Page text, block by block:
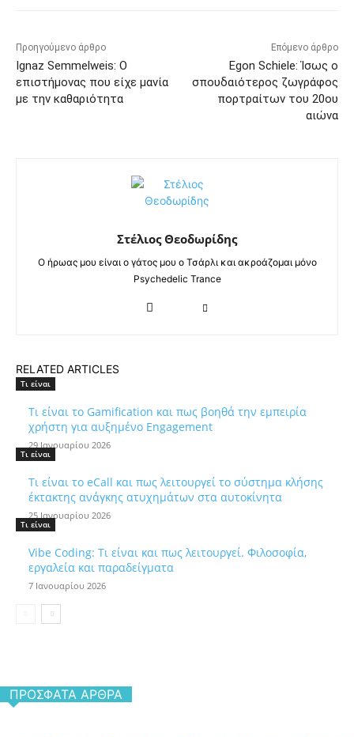
Προηγούμενο άρθρο
Ignaz Semmelweis: Ο
επιστήμονας που είχε μανία
με την καθαριότητα
Επόμενο άρθρο
Egon Schiele: Ίσως ο
σπουδαιότερος ζωγράφος
πορτραίτων του 20ου
αιώνα
Στέλιος Θεοδωρίδης
Ο ήρωας μου είναι ο γάτος μου ο Τσάρλι και ακροάζομαι μόνο
Psychedelic Trance
RELATED ARTICLES
Τι είναι
Τι είναι το Gamification και πως βοηθά την εμπειρία
χρήστη για αυξημένο Engagement
29 Ιανουαρίου 2026
Τι είναι
Τι είναι το eCall και πως λειτουργεί το σύστημα κλήσης
έκτακτης ανάγκης ατυχημάτων στα αυτοκίνητα
25 Ιανουαρίου 2026
Τι είναι
Vibe Coding: Τι είναι και πως λειτουργεί. Φιλοσοφία,
εργαλεία και παραδείγματα
7 Ιανουαρίου 2026
ΠΡΌΣΦΑΤΑ ΆΡΘΡΑ